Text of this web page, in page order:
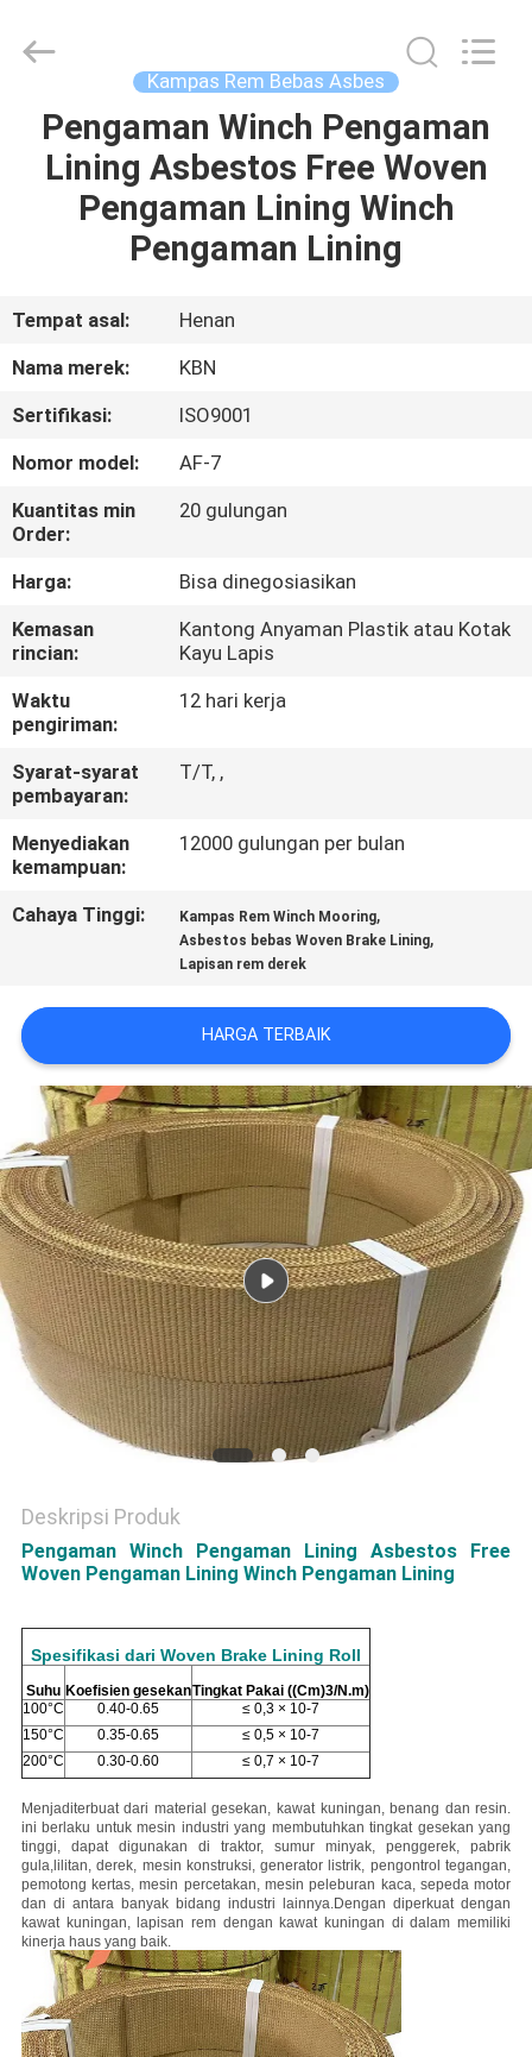
RUMAH
PRODUK
KAMI
PABRIK
KONTROL
KUALITAS
HUBUNGI
KAMI
PERMINTAAN
PENAWARAN
SITEMAP
PRIVACY
Reserved.
Kampas Rem Bebas Asbes
Pengaman Winch Pengaman
Lining Asbestos Free Woven
Pengaman Lining Winch
Pengaman Lining
Tempat asal:
Henan
Nama merek:
KBN
Sertifikasi:
ISO9001
Nomor model:
AF-7
Kuantitas min
Order:
20 gulungan
Harga:
Bisa dinegosiasikan
Kemasan
rincian:
Kantong Anyaman Plastik atau Kotak
Kayu Lapis
Waktu
pengiriman:
12 hari kerja
Syarat-syarat
pembayaran:
T/T, ,
Menyediakan
kemampuan:
12000 gulungan per bulan
Cahaya Tinggi: Kampas Rem Winch Mooring,
Asbestos bebas Woven Brake Lining,
Lapisan rem derek
HARGA TERBAIK
Deskripsi Produk
Pengaman Winch Pengaman Lining Asbestos Free
Woven Pengaman Lining Winch Pengaman Lining
Spesifikasi dari Woven Brake Lining Roll
Suhu Koefisien gesekanTingkat Pakai ((Cm)3/N.m)
100°C
0.40-0.65
≤ 0,3 × 10-7
150°C
0.35-0.65
≤ 0,5 × 10-7
200°C
0.30-0.60 ≤ 0,7 × 10-7
Menjaditerbuat dari material gesekan, kawat kuningan, benang dan resin.
ini berlaku untuk mesin industri yang membutuhkan tingkat gesekan yang
tinggi, dapat digunakan di traktor, sumur minyak, penggerek, pabrik
gula,lilitan, derek, mesin konstruksi, generator listrik, pengontrol tegangan,
pemotong kertas, mesin percetakan, mesin peleburan kaca, sepeda motor
dan di antara banyak bidang industri lainnya.Dengan diperkuat dengan
kawat kuningan, lapisan rem dengan kawat kuningan di dalam memiliki
kinerja haus yang baik.